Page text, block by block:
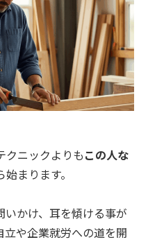
クニックよりもこの人な
まります。
かけ、耳を傾ける事が
や企業就労への道を開